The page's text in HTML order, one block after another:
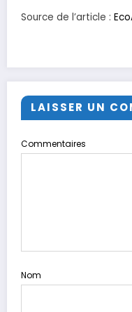
Source de l’article :
LAISSER UN
Commentaires
Nom